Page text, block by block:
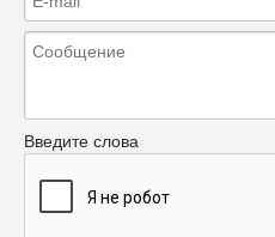
Введите слова